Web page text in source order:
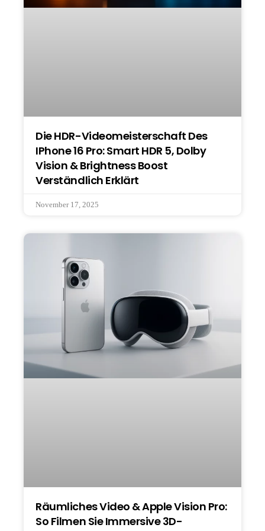
Die HDR-Videomeisterschaft Des
IPhone 16 Pro: Smart HDR 5, Dolby
Vision & Brightness Boost
Verständlich Erklärt
November 17, 2025
Räumliches Video & Apple Vision Pro:
So Filmen Sie Immersive 3D-